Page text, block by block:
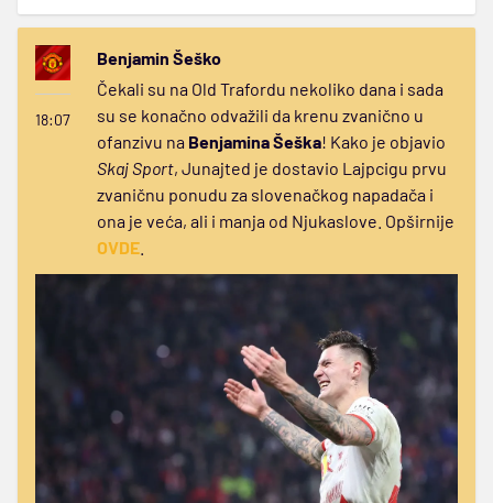
18:07
Benjamin Šeško
Čekali su na Old Trafordu nekoliko dana i sada
su se konačno odvažili da krenu zvanično u
ofanzivu na Benjamina Šeška! Kako je objavio
Skaj Sport, Junajted je dostavio Lajpcigu prvu
zvaničnu ponudu za slovenačkog napadača i
ona je veća, ali i manja od Njukaslove. Opširnije
OVDE